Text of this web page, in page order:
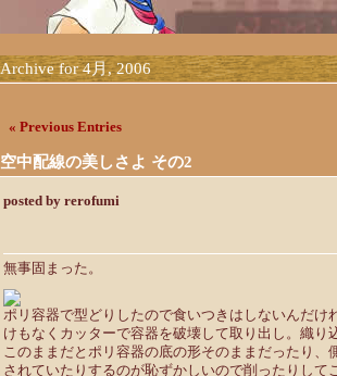
Archive for 4月, 2006
« Previous Entries
空中配線の美しさよ その2
posted by rerofumi
無事固まった。
ポリ容器で型どりしたので食いつきはしないんだけ
けもなくカッターで容器を破壊して取り出し。織り
このままだとポリ容器の底の形そのままだったり、
されていたりするのが恥ずかしいので削ったりして